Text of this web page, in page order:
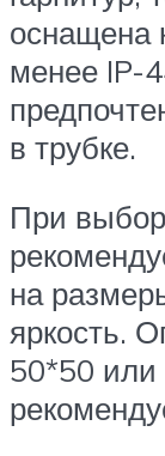
оснащена
менее IP-
в трубке.
При
на
яркость.
50*50 или